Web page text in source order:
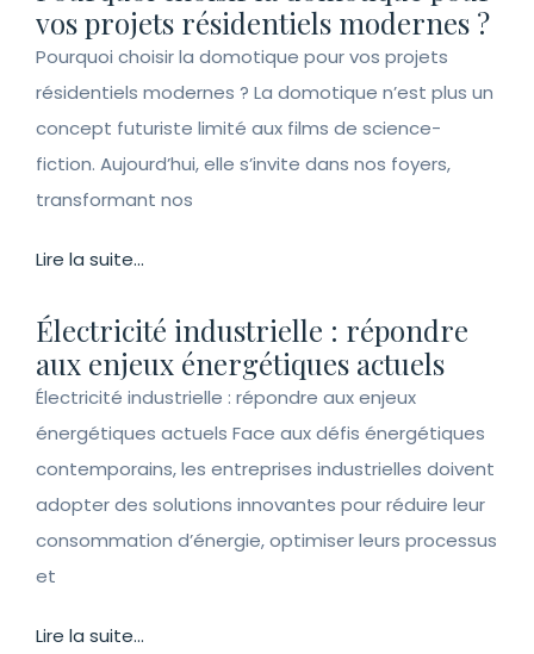
vos projets résidentiels modernes ?
Pourquoi choisir la domotique pour vos projets
résidentiels modernes ? La domotique n’est plus un
concept futuriste limité aux films de science-
fiction. Aujourd’hui, elle s’invite dans nos foyers,
transformant nos
Lire la suite...
Électricité industrielle : répondre
aux enjeux énergétiques actuels
Électricité industrielle : répondre aux enjeux
énergétiques actuels Face aux défis énergétiques
contemporains, les entreprises industrielles doivent
adopter des solutions innovantes pour réduire leur
consommation d’énergie, optimiser leurs processus
et
Lire la suite...